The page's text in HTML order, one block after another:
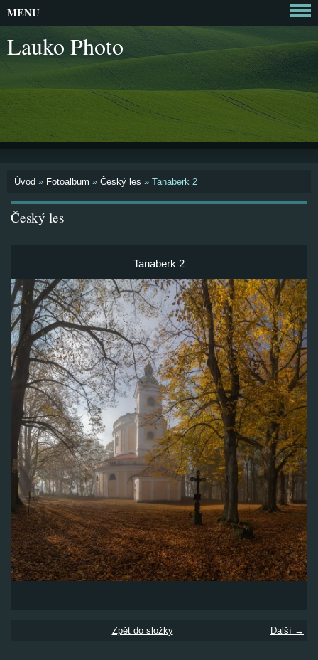
Lauko Photo
Úvod » Fotoalbum » Český les » Tanaberk 2
Český les
Tanaberk 2
Další →
Zpět do složky
MENU